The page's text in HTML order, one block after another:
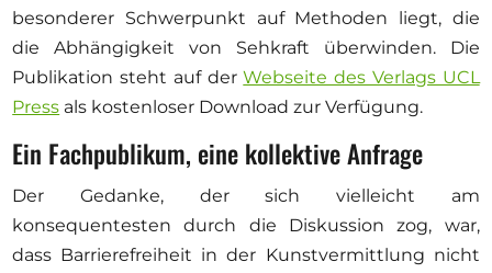
besonderer Schwerpunkt auf Methoden liegt, die
die Abhängigkeit von Sehkraft überwinden. Die
Publikation steht auf derWebseite des Verlags UCL
Press als kostenloser Download zur Verfügung.
Ein Fachpublikum, eine kollektive Anfrage
Der Gedanke, der sich vielleicht am
konsequentesten durch die Diskussion zog, war,
dass Barrierefreiheit in der Kunstvermittlung nicht